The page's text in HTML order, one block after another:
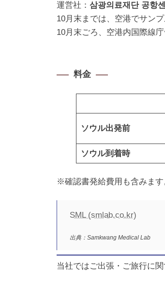
運営社： 삼광의료재단 공항
10月末までは、空港でサン
10月末ごろ、空港内国際線
料金
ソウル出発前
ソウル到着時
※確認書発給費用も含みます
SML (smlab.co.kr)
出典：Samkwang Medical Lab
当社ではご出張・ご旅行に